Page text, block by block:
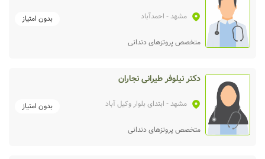
مشهد- احمدآباد بدون امتیاز
متخصص پروتزهای دندانی
دکتر نیلوفر طیرانی نجاران
مشهد- ابتدای بلوار وکیل آباد بدون امتیاز
متخصص پروتزهای دندانی